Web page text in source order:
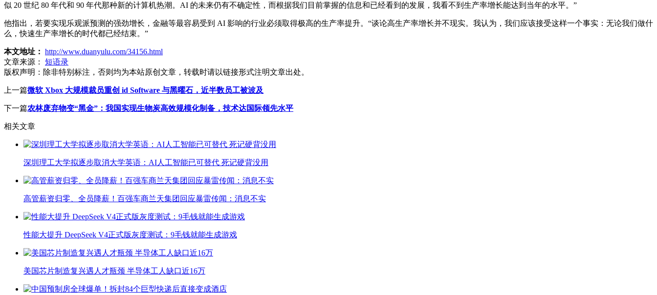
似 20 世纪 80 年代和 90 年代那种新的计算机热潮。AI 的未来仍有不确定性，而根据我们目前掌握的信息和已经看到的发展，我看不到生产率增长能达到当年的水平。”
他指出，若要实现乐观派预测的强劲增长，金融等最容易受到 AI 影响的行业必须取得极高的生产率提升。“谈论高生产率增长并不现实。我认为，我们应该接受这样一个事实：无论我们做什
么，快速生产率增长的时代都已经结束。”
本文地址： http://www.duanyulu.com/34156.html
文章来源：
短语录
版权声明： 除非特别标注，否则均为本站原创文章，转载时请以链接形式注明文章出处。
上一篇微软 Xbox 大规模裁员重创 id Software 与黑曜石，近半数员工被波及
下一篇农林废弃物变“黑金”：我国实现生物炭高效规模化制备，技术达国际领先水平
相关文章
深圳理工大学拟逐步取消大学英语：AI人工智能已可替代 死记硬背没用
高管薪资归零、全员降薪！百强车商兰天集团回应暴雷传闻：消息不实
性能大提升 DeepSeek V4正式版灰度测试：9毛钱就能生成游戏
美国芯片制造复兴遇人才瓶颈 半导体工人缺口近16万